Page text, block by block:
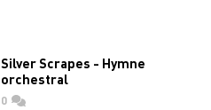
Silver Scrapes - Hymne
orchestral
0commentaires